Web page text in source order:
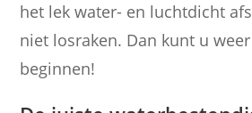
het lek water- en luchtdicht
niet losraken. Dan kunt u
beginnen!